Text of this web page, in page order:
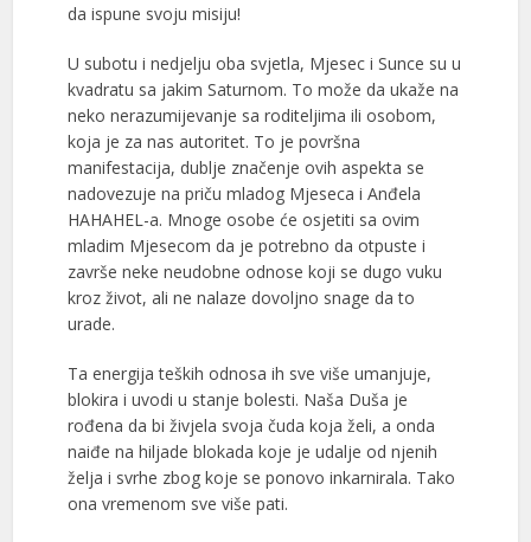
da ispune svoju misiju!
U subotu i nedjelju oba svjetla, Mjesec i Sunce su u
kvadratu sa jakim Saturnom. To može da ukaže na
neko nerazumijevanje sa roditeljima ili osobom,
koja je za nas autoritet. To je površna
manifestacija, dublje značenje ovih aspekta se
nadovezuje na priču mladog Mjeseca i Anđela
HAHAHEL-a. Mnoge osobe će osjetiti sa ovim
mladim Mjesecom da je potrebno da otpuste i
završe neke neudobne odnose koji se dugo vuku
kroz život, ali ne nalaze dovoljno snage da to
urade.
Ta energija teških odnosa ih sve više umanjuje,
blokira i uvodi u stanje bolesti. Naša Duša je
rođena da bi živjela svoja čuda koja želi, a onda
naiđe na hiljade blokada koje je udalje od njenih
želja i svrhe zbog koje se ponovo inkarnirala. Tako
ona vremenom sve više pati.